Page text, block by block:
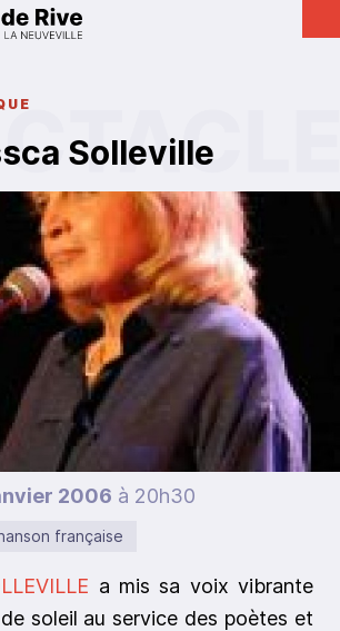
Solleville
2006 à 20h30
française
a mis sa voix vibrante
soleil au service des poètes et